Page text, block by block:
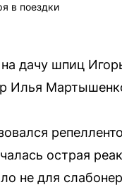
в поездки
дачу шпиц
Илья
острая
не для